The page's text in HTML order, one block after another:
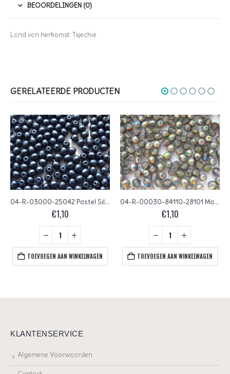
BEOORDELINGEN (0)
Land van herkomst: Tsjechië
GERELATEERDE PRODUCTEN
04-R-03000-25042 Pastel Silky Pearl Montana Blue round 4 mm. 60 Pc.
€1,10
TOEVOEGEN AAN WINKELWAGEN
04-R-00030-84110-28101 Matte Crystal Vitrail round 4 mm. 120 Pc.
€1,10
TOEVOEGEN AAN WINKELWAGEN
KLANTENSERVICE
Algemene Voorwaarden